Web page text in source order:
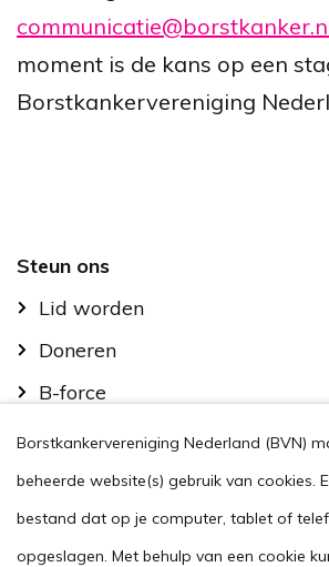
moment is de kans op een
Borstkankervereniging
Footer
Steun ons
Lid worden
Doneren
B-force
Kom in actie
Handig
Stel je vraag
Agenda
Borstkankervereniging Nederland (BVN)
beheerde website(s) gebruik van cookies.
bestand dat op je computer, tablet of
opgeslagen. Met behulp van een cookie